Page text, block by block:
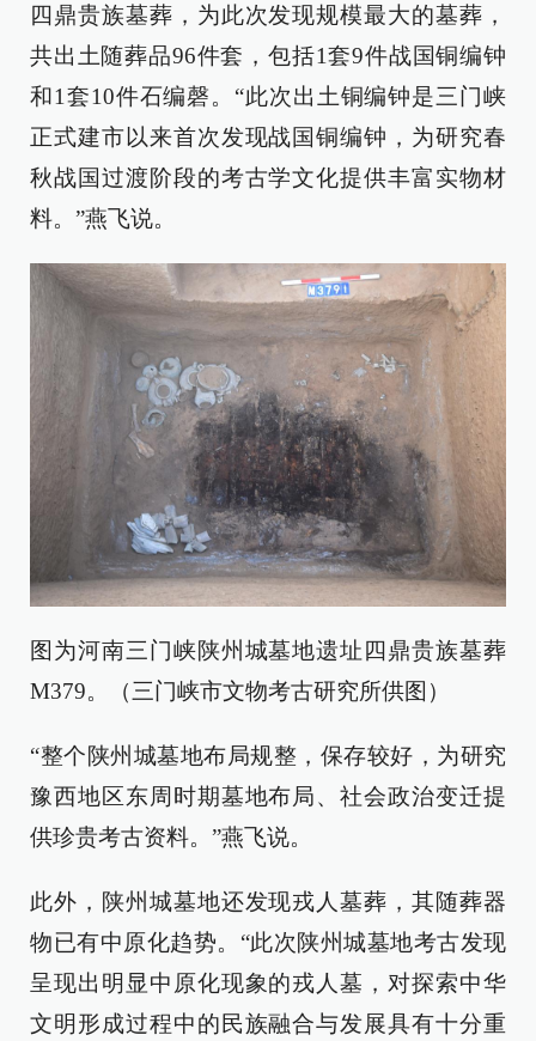
四鼎贵族墓葬，为此次发现规模最大的墓葬，
共出土随葬品96件套，包括1套9件战国铜编钟
和1套10件石编磬。“此次出土铜编钟是三门峡
正式建市以来首次发现战国铜编钟，为研究春
秋战国过渡阶段的考古学文化提供丰富实物材
料。”燕飞说。
图为河南三门峡陕州城墓地遗址四鼎贵族墓葬
M379。（三门峡市文物考古研究所供图）
“整个陕州城墓地布局规整，保存较好，为研究
豫西地区东周时期墓地布局、社会政治变迁提
供珍贵考古资料。”燕飞说。
此外，陕州城墓地还发现戎人墓葬，其随葬器
物已有中原化趋势。“此次陕州城墓地考古发现
呈现出明显中原化现象的戎人墓，对探索中华
文明形成过程中的民族融合与发展具有十分重